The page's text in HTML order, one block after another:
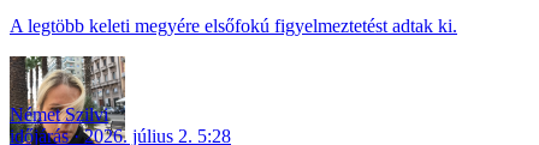
A legtöbb keleti megyére elsőfokú figyelmeztetést adtak ki.
Német Szilvi
időjárás
2026. július 2. 5:28